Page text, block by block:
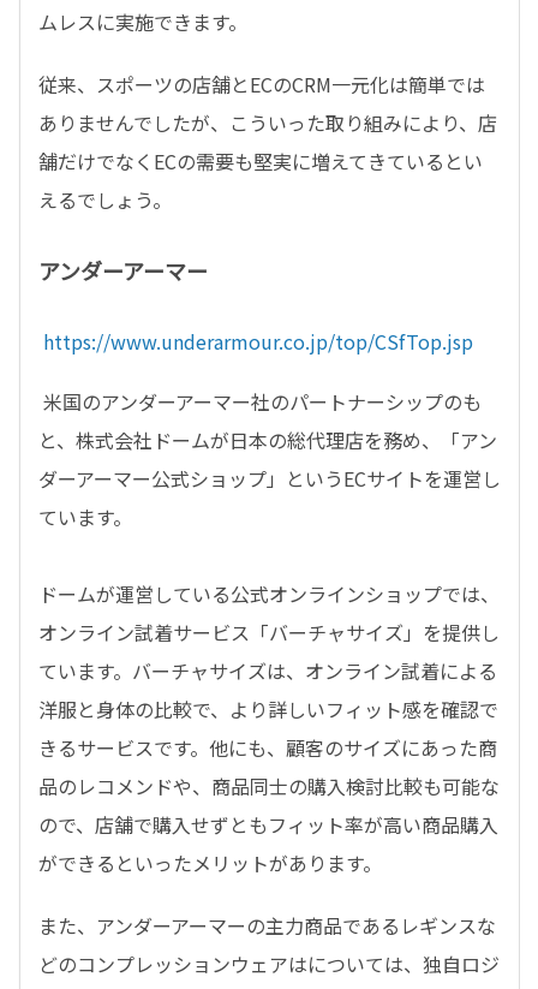
ムレスに実施できます。
従来、スポーツの店舗とECのCRM一元化は簡単では
ありませんでしたが、こういった取り組みにより、店
舗だけでなく ECの需要も堅実に増えてきているとい
えるでしょう。
アンダーアーマー
https://www.underarmour.co.jp/top/CSfTop.jsp
米国のアンダーアーマー社のパートナーシップのも
と、株式会社ドームが日本の総代理店を務め、「アン
ダーアーマー公式ショップ」というECサイトを運営し
ています。
ドームが運営している公式オンラインショップでは、
オンライン試着サービス「バーチャサイズ」を提供し
ています。バーチャサイズは、オンライン試着による
洋服と身体の比較で、より詳しいフィット感を確認で
きるサービスです。他にも、顧客のサイズにあった商
品のレコメンドや、商品同士の購入検討比較も可能な
ので、店舗で購入せずともフィット率が高い商品購入
ができるといったメリットがあります。
また、アンダーアーマーの主力商品であるレギンスな
どのコンプレッションウェアはについては、独自ロジ